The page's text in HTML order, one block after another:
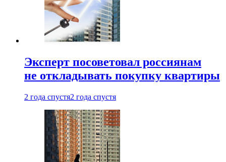
Эксперт посоветовал россиянам
не откладывать покупку квартиры
2 года спустя2 года спустя